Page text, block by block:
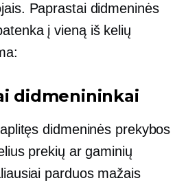
Paprastai didmeninės
į vieną iš kelių
didmenininkai
didmeninės prekybos
prekių ar gaminių
parduos mažais